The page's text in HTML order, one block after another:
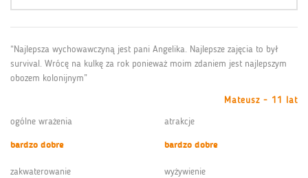
“Najlepsza wychowawczyną jest pani Angelika. Najlepsze zajęcia to był
survival. Wrócę na kulkę za rok ponieważ moim zdaniem jest najlepszym
obozem kolonijnym”
Mateusz - 11 lat
ogólne wrażenia
bardzo dobre
atrakcje
bardzo dobre
zakwaterowanie
wyżywienie